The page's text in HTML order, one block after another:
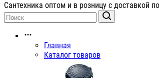
Сантехника оптом и в розницу с доставкой
Главная
Каталог товаров